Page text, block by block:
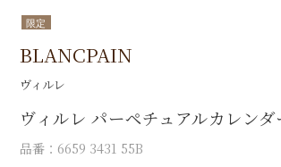
限定
BLANCPAIN
ヴィルレ
ヴィルレ パーペチュアルカレン
品番：6659 3431 55B